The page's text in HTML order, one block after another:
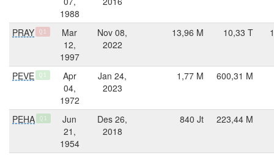
1988
PRAY Q1
Mar
12,
1997
Nov 08,
2022
13,96 M 10,33 T
PEVE Q1
Apr
04,
1972
Jan 24,
2023
1,77 M 600,31 M
PEHA Q1
Jun
21,
1954
Des 26,
2018
840 Jt 223,44 M